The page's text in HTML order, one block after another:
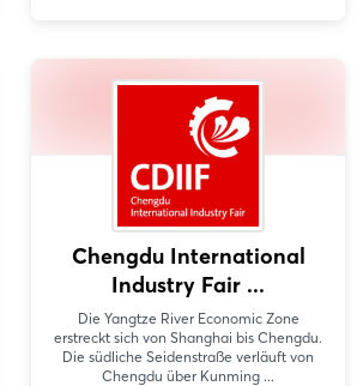
Chengdu International
Industry Fair ...
Die Yangtze River Economic Zone
erstreckt sich von Shanghai bis Chengdu.
Die südliche Seidenstraße verläuft von
Chengdu über Kunming ...
Jetzt